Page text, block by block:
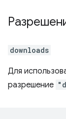
downloads
Для
разрешение